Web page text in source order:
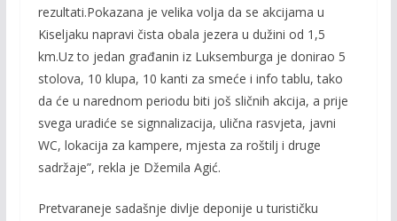
rezultati.Pokazana je velika volja da se akcijama u
Kiseljaku napravi čista obala jezera u dužini od 1,5
km.Uz to jedan građanin iz Luksemburga je donirao 5
stolova, 10 klupa, 10 kanti za smeće i info tablu, tako
da će u narednom periodu biti još sličnih akcija, a prije
svega uradiće se signnalizacija, ulična rasvjeta, javni
WC, lokacija za kampere, mjesta za roštilj i druge
sadržaje”, rekla je Džemila Agić.
Pretvaraneje sadašnje divlje deponije u turističku